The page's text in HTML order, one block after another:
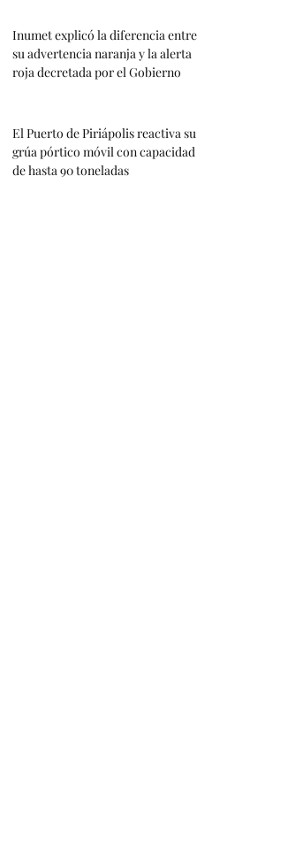
Inumet explicó la diferencia entre
su advertencia naranja y la alerta
roja decretada por el Gobierno
El Puerto de Piriápolis reactiva su
grúa pórtico móvil con capacidad
de hasta 90 toneladas